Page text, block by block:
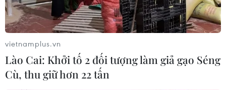
vietnamplus.vn
Lào Cai: Khởi tố 2 đối tượng làm giả gạo Séng
Cù, thu giữ hơn 22 tấn